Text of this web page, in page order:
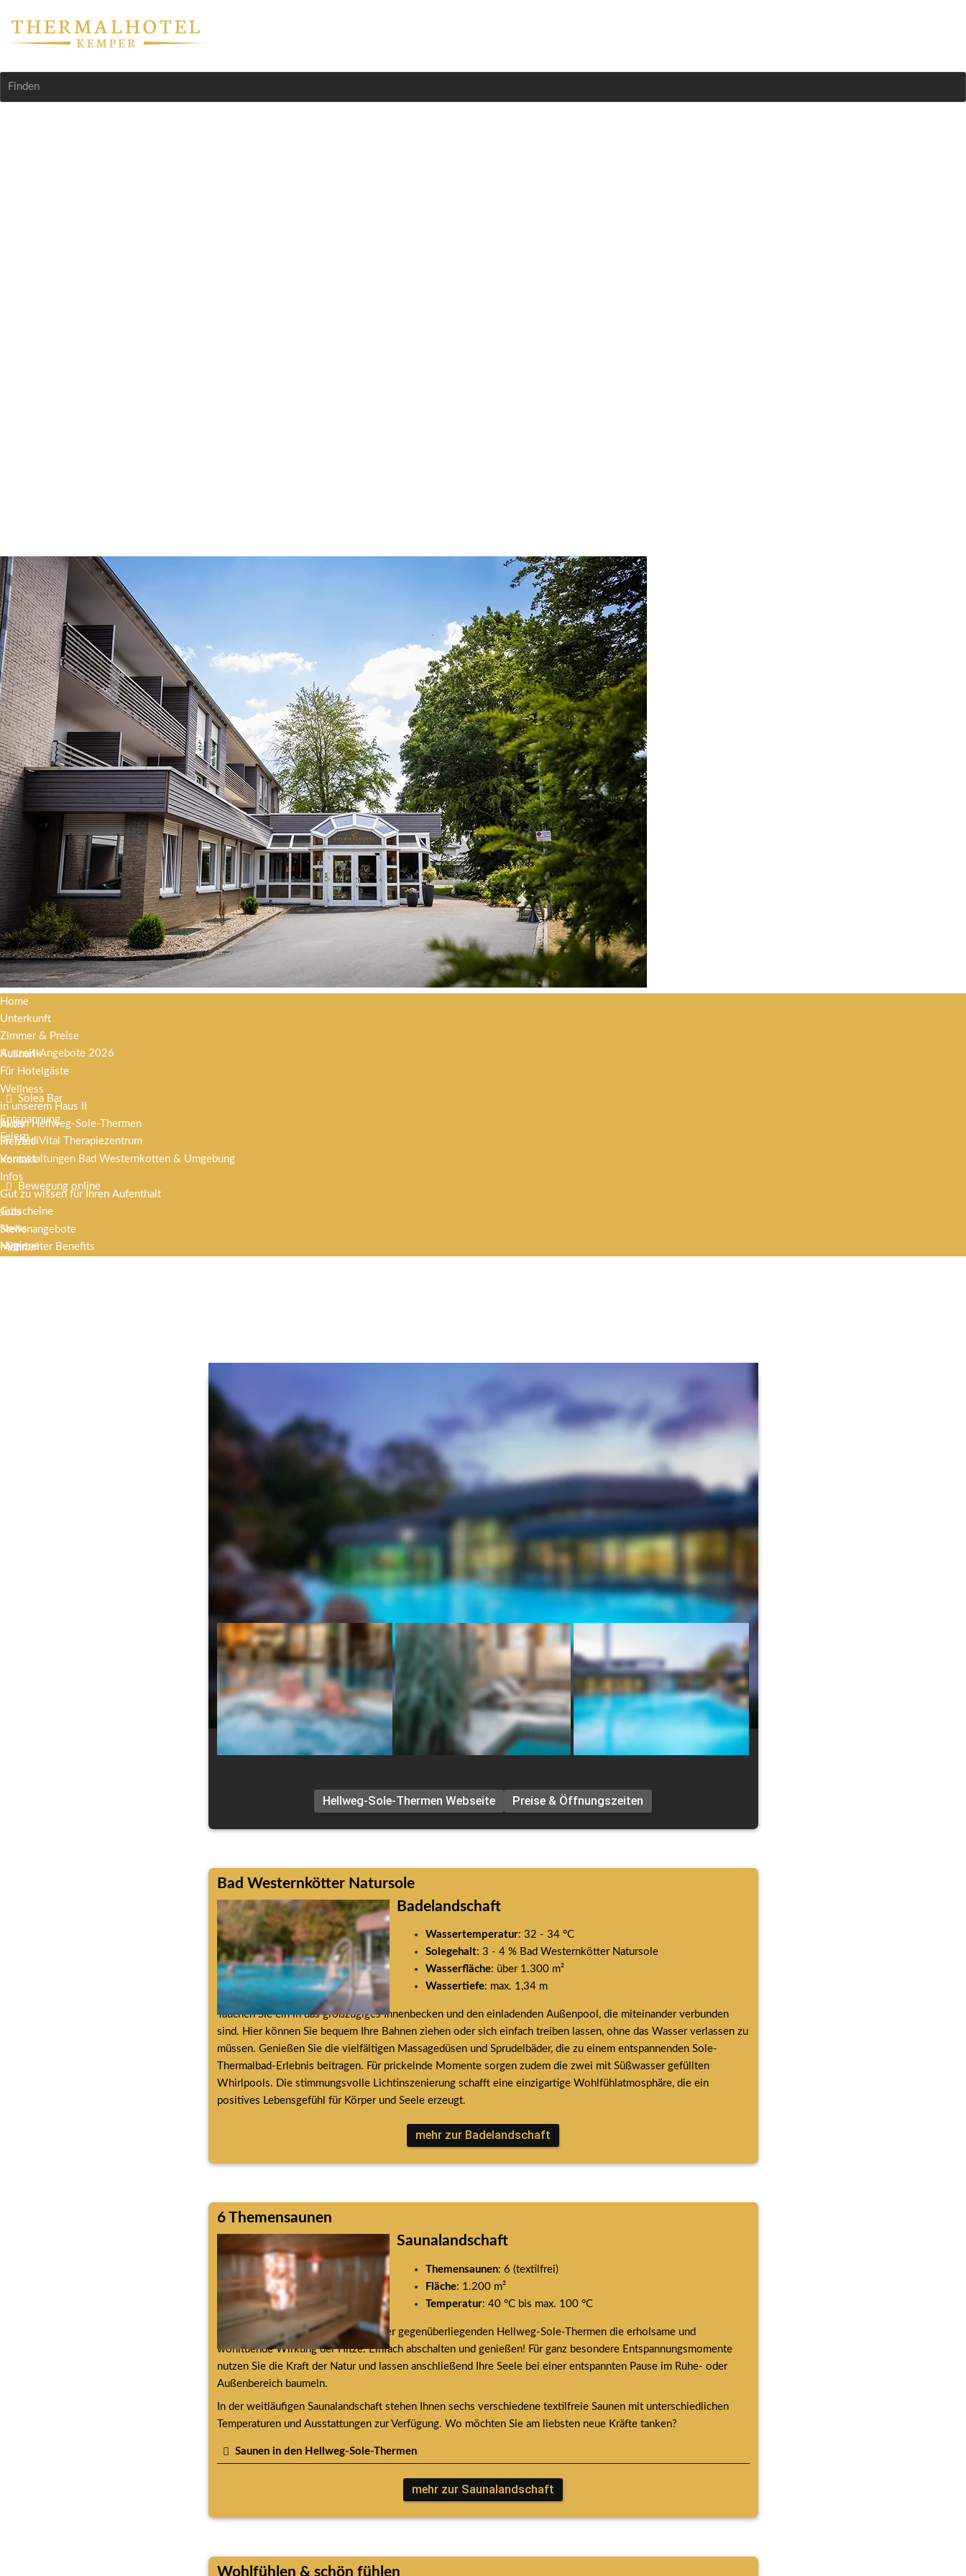
Finden
Home
Unterkunft
Zimmer & Preise
Auszeit-Angebote 2026
Kulinarik
Für Hotelgäste
Solea Bar
Entspannung
Feiern
Wellness
in unserem Haus II
in den Hellweg-Sole-Thermen
im MediVital Therapiezentrum
Aktiv
Freizeit
Veranstaltungen Bad Westernkotten & Umgebung
Bewegung online
Kontakt
Infos
Gut zu wissen für Ihren Aufenthalt
Gutscheine
News
Hygiene
Jobs
Stellenangebote
Mitarbeiter Benefits
Mehr...
Warme Gedanken genießen, zur Ruhe kommen, die Sorgen vergraben und den Alltagsstress ziehen lassen.
Erleben Sie die wohltuende Wirkung der Sole, entspannen Sie in der Thermen- und Saunalandschaft, stärken Sie
Ihre Gesundheit und tanken Sie neue Kraft in der Therapie. Genießen Sie einen Urlaubstag voller Wellness und
Entspannung.
Als Gast im Thermalhotel Kemper erhalten Sie gesonderte Ticketpreise für den Eintritt in die Hellweg-Sole-
Entdecken Sie Wellness pur im Herzen von Bad Westernkotten:
Saunalandschaft
Wellness & Kosmetik
Naturmoor
Hellweg-Sole-Thermen Webseite Preise & Öffnungszeiten
Bad Westernkötter Natursole
Badelandschaft
Wassertemperatur: 32 - 34 °C
Solegehalt: 3 - 4 % Bad Westernkötter Natursole
Wasserfläche: über 1.300 m²
Wassertiefe: max. 1,34 m
Tauchen Sie ein in das großzügiges Innenbecken und den einladenden Außenpool, die miteinander verbunden
sind. Hier können Sie bequem Ihre Bahnen ziehen oder sich einfach treiben lassen, ohne das Wasser verlassen zu
müssen. Genießen Sie die vielfältigen Massagedüsen und Sprudelbäder, die zu einem entspannenden Sole-
Thermalbad-Erlebnis beitragen. Für prickelnde Momente sorgen zudem die zwei mit Süßwasser gefüllten
Whirlpools. Die stimmungsvolle Lichtinszenierung schafft eine einzigartige Wohlfühlatmosphäre, die ein
positives Lebensgefühl für Körper und Seele erzeugt.
mehr zur Badelandschaft
6 Themensaunen
Saunalandschaft
Themensaunen: 6 (textilfrei)
Fläche: 1.200 m²
Temperatur: 40 °C bis max. 100 °C
Erleben Sie in der Saunalandschaft der gegenüberliegenden Hellweg-Sole-Thermen die erholsame und
wohltuende Wirkung der Hitze. Einfach abschalten und genießen! Für ganz besondere Entspannungsmomente
nutzen Sie die Kraft der Natur und lassen anschließend Ihre Seele bei einer entspannten Pause im Ruhe- oder
Außenbereich baumeln.
In der weitläufigen Saunalandschaft stehen Ihnen sechs verschiedene textilfreie Saunen mit unterschiedlichen
Temperaturen und Ausstattungen zur Verfügung. Wo möchten Sie am liebsten neue Kräfte tanken?
Saunen in den Hellweg-Sole-Thermen
mehr zur Saunalandschaft
Wohlfühlen & schön fühlen